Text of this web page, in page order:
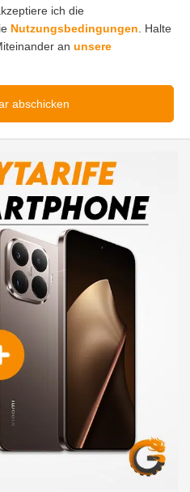
ich die
Nutzungsbedingungen . Halte
an unsere